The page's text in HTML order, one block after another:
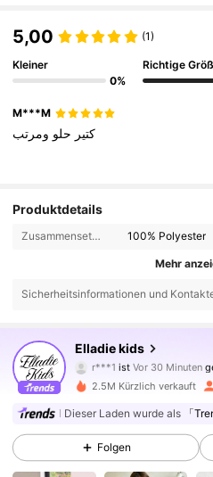
5,00 (1)
Kleiner
0%
Richtige
M***M
كتير حلو ومرتب
Produktdetails
Zusammensetzung: 100% Polyester
Mehr
Sicherheitsinformationen und
Elladie kids
b***zist am Durchsuchen
4,89
366K Follower
4,89
2.5M Kürzlich verkauft
Dieser Laden wurde als 「
Folgen